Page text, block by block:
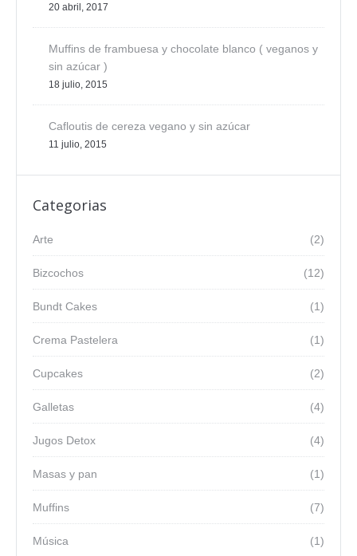
20 abril, 2017
Muffins de frambuesa y chocolate blanco ( veganos y
sin azúcar )
18 julio, 2015
Cafloutis de cereza vegano y sin azúcar
11 julio, 2015
Categorias
(2)
Arte
(12)
Bizcochos
(1)
Bundt Cakes
(1)
Crema Pastelera
(2)
Cupcakes
(4)
Galletas
(4)
Jugos Detox
(1)
Masas y pan
(7)
Muffins
(1)
Música